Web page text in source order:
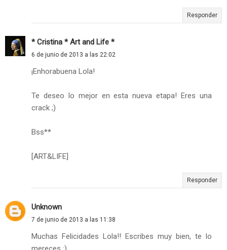
Responder
* Cristina * Art and Life *
6 de junio de 2013 a las 22:02
¡Enhorabuena Lola!
Te deseo lo mejor en esta nueva etapa! Eres una
crack ;)
Bss**
[ART&LIFE]
Responder
Unknown
7 de junio de 2013 a las 11:38
Muchas Felicidades Lola!! Escribes muy bien, te lo